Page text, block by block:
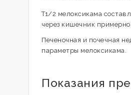
T1/2 мелоксикама
через кишечник
Печеночная и почечная
параметры мелоксикама.
Показания